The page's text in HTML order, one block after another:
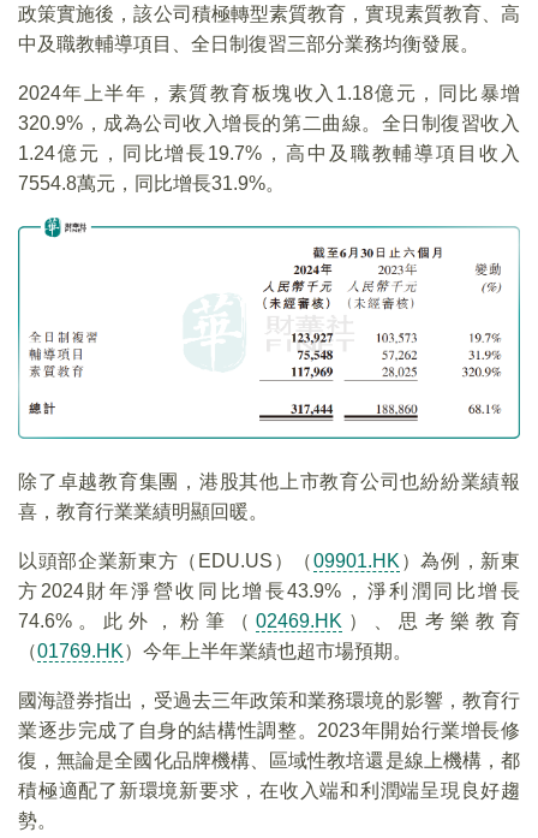
政策實施後，該公司積極轉型素質教育，實現素質教育、高
中及職教輔導項目、全日制復習三部分業務均衡發展。
2024年上半年，素質教育板塊收入1.18億元，同比暴增
320.9%，成為公司收入增長的第二曲線。全日制復習收入
1.24億元，同比增長19.7%，高中及職教輔導項目收入
7554.8萬元，同比增長31.9%。
除了卓越教育集團，港股其他上市教育公司也紛紛業績報
喜，教育行業業績明顯回暖。
以頭部企業新東方（EDU.US）（09901.HK ）為例，新東
方2024財年淨營收同比增長43.9%，淨利潤同比增長
74.6%。此外，粉筆（02469.HK ）、思考樂教育
（01769.HK）今年上半年業績也超市場預期。
國海證券指出，受過去三年政策和業務環境的影響，教育行
業逐步完成了自身的結構性調整。2023年開始行業增長修
復，無論是全國化品牌機構、區域性教培還是線上機構，都
積極適配了新環境新要求，在收入端和利潤端呈現良好趨
勢。